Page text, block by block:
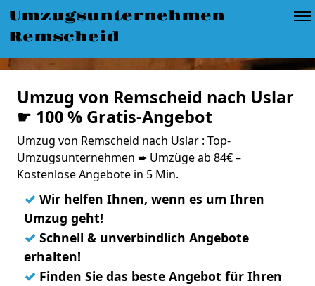
Umzugsunternehmen
Remscheid
Umzug von Remscheid nach Uslar
☛ 100 % Gratis-Angebot
Umzug von Remscheid nach Uslar : Top-
Umzugsunternehmen ➨ Umzüge ab 84€ –
Kostenlose Angebote in 5 Min.
✓ Wir helfen Ihnen, wenn es um Ihren
Umzug geht!
✓ Schnell & unverbindlich Angebote
erhalten!
✓ Finden Sie das beste Angebot für Ihren